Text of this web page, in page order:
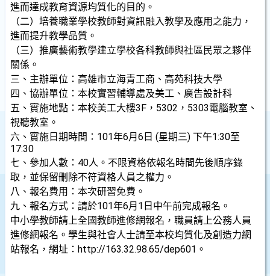
進而達成教育資源均質化的目的。
（二）培養職業學校教師對資訊融入教學及應用之能力，
進而提升教學品質。
（三）推廣藝術教學建立學校各科教師與社區民眾之夥伴
關係。
三、主辦單位：高雄市立海青工商、 高苑科技大學
四、協辦單位：本校實習輔導處及美工、廣告設計科
五、實施地點：本校美工大樓3F，5302，5303電腦教室、
視聽教室。
六、實施日期時間：101年6月6日 (星期三) 下午1:30至
17:30
七、參加人數：40人。不限資格依報名時間先後順序錄
取，並保留刪除不符資格人員之權力。
八、報名費用：本次研習免費。
九、報名方式：請於101年6月1日中午前完成報名。
中小學教師請上全國教師進修網報名，職員請上公務人員
進修網報名。學生與社會人士請至本校均質化及創造力網
站報名，網址：http://163.32.98.65/dep601。